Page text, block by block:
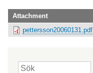
Attachment
pettersson20060131.pdf
Sök